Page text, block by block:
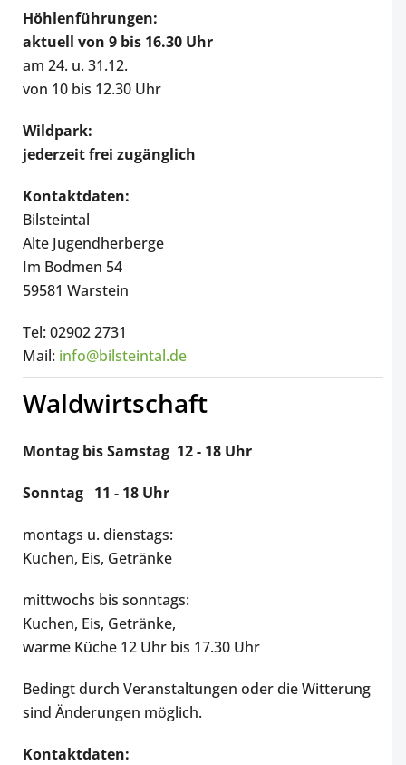
Höhlenführungen:
aktuell von 9 bis 16.30 Uhr
am 24. u. 31.12.
von 10 bis 12.30 Uhr
Wildpark:
jederzeit frei zugänglich
Kontaktdaten:
Bilsteintal
Alte Jugendherberge
Im Bodmen 54
59581 Warstein
Tel: 02902 2731
Mail: info@bilsteintal.de
Waldwirtschaft
Montag bis Samstag 12 - 18 Uhr
Sonntag 11 - 18 Uhr
montags u. dienstags:
Kuchen, Eis, Getränke
mittwochs bis sonntags:
Kuchen, Eis, Getränke,
warme Küche 12 Uhr bis 17.30 Uhr
Bedingt durch Veranstaltungen oder die Witterung
sind Änderungen möglich.
Kontaktdaten: